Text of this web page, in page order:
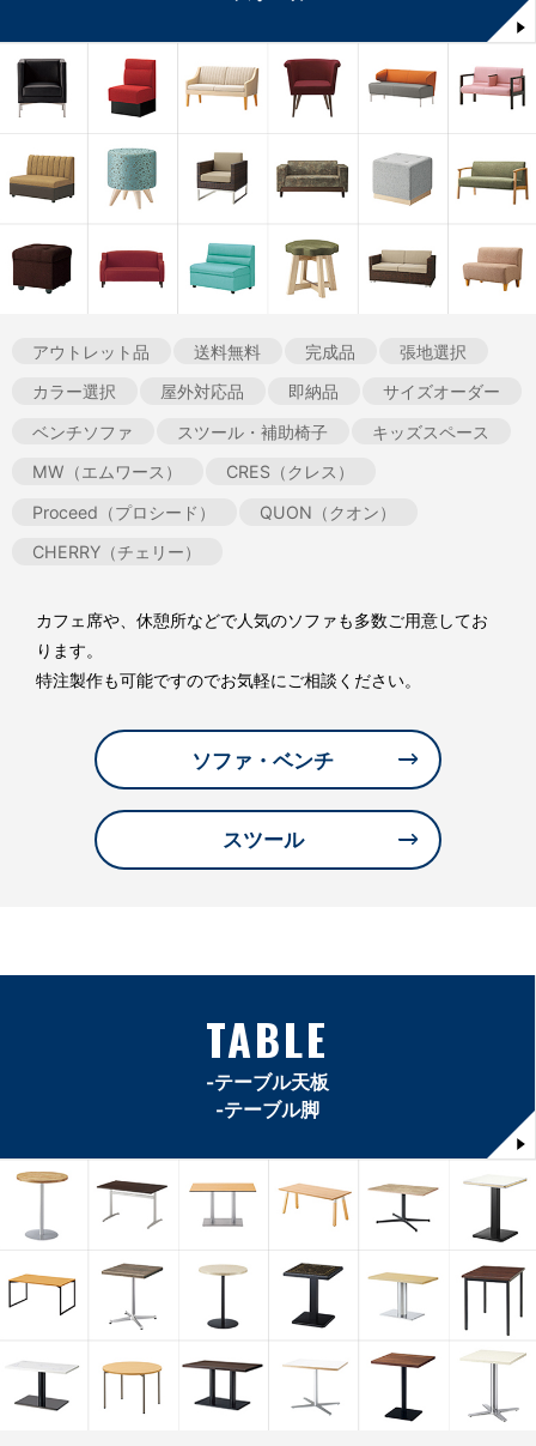
アウトレット品 送料無料 完成品
張地選択
カラー選択
屋外対応品 即納品
サイズオーダー
ベンチソファ
スツール・補助椅子
キッズスペース
MW（エムワース）
CRES（クレス）
Proceed（プロシード）
QUON（クオン）
CHERRY（チェリー）
カフェ席や、休憩所などで人気のソファも多数ご用意してお
ります。
特注製作も可能ですのでお気軽にご相談ください。
ソファ・ベンチ
スツール
TABLE
-テーブル天板
-テーブル脚